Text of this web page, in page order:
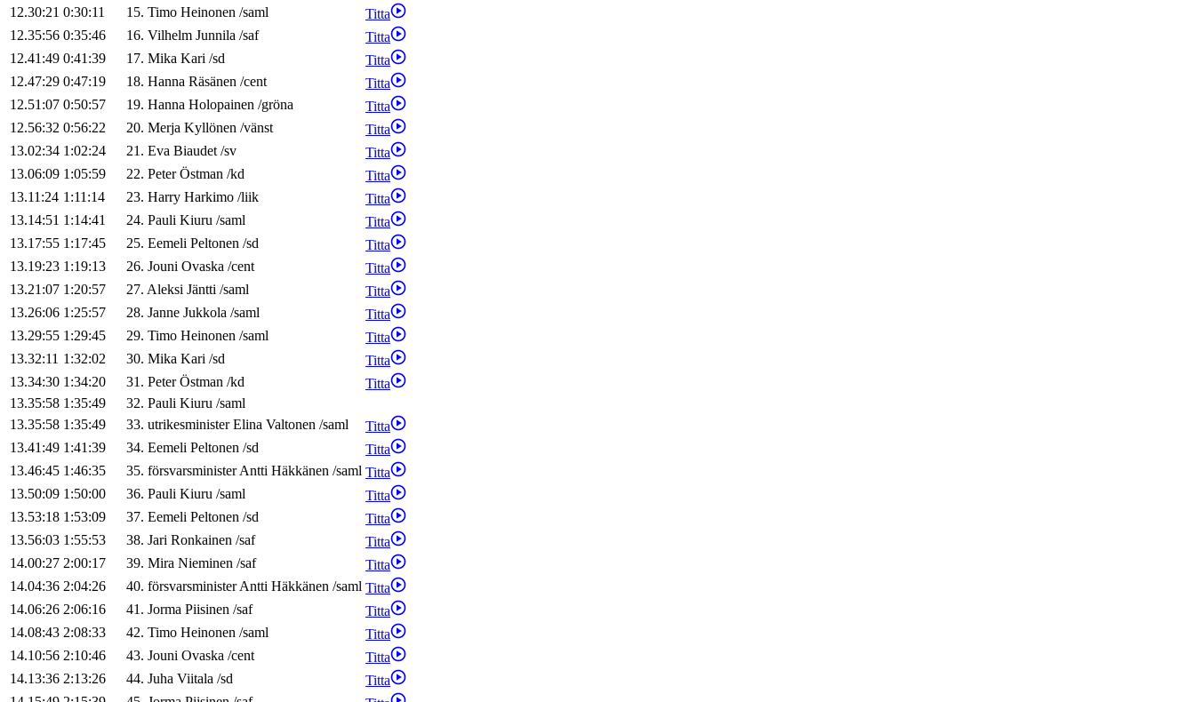
12.30:21 0:30:11 15. Timo Heinonen /saml
Titta
12.35:56 0:35:46 16. Vilhelm Junnila /saf
Titta
12.41:49 0:41:39 17. Mika Kari /sd
Titta
12.47:29 0:47:19 18. Hanna Räsänen /cent
Titta
12.51:07 0:50:57 19. Hanna Holopainen /gröna
Titta
12.56:32 0:56:22 20. Merja Kyllönen /vänst
Titta
13.02:34 1:02:24 21. Eva Biaudet/sv
Titta
13.06:09 1:05:59 22. Peter Östman /kd
Titta
13.11:24 1:11:14 23. Harry Harkimo /liik
Titta
13.14:51 1:14:41 24. Pauli Kiuru /saml
Titta
13.17:55 1:17:45 25. Eemeli Peltonen /sd
Titta
13.19:23 1:19:13 26. Jouni Ovaska /cent
Titta
13.21:07 1:20:57 27. Aleksi Jäntti /saml
Titta
13.26:06 1:25:57 28. Janne Jukkola /saml
Titta
13.29:55 1:29:45 29. Timo Heinonen /saml
Titta
13.32:11 1:32:02 30. Mika Kari /sd
Titta
13.34:30 1:34:20 31. Peter Östman /kd
Titta
13.35:58 1:35:49 32. Pauli Kiuru /saml
13.35:58 1:35:49 33. utrikesminister Elina Valtonen /saml
Titta
13.41:49 1:41:39 34. Eemeli Peltonen /sd
Titta
13.46:45 1:46:35 35. försvarsministerAntti Häkkänen /saml Titta
13.50:09 1:50:00 36. Pauli Kiuru /saml
Titta
13.53:18 1:53:09 37. Eemeli Peltonen /sd
Titta
13.56:03 1:55:53 38. Jari Ronkainen /saf
Titta
14.00:27 2:00:17 39. Mira Nieminen /saf
Titta
14.04:36 2:04:26 40. försvarsministerAntti Häkkänen /saml Titta
14.06:26 2:06:16 41. Jorma Piisinen /saf
Titta
14.08:43 2:08:33 42. Timo Heinonen /saml
Titta
14.10:56 2:10:46 43. Jouni Ovaska /cent
Titta
14.13:36 2:13:26 44. Juha Viitala /sd
Titta